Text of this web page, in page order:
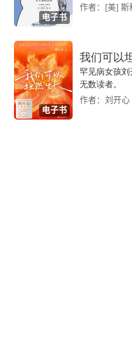
超越共情的道德
道德观缺失的精神变
失控电车困境
电子书
作者：[美] 斯
电子书
我们可以
罕见病女孩
无数读者。
作者：刘开心